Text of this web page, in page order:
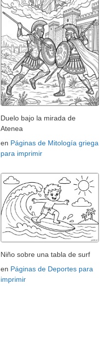
Duelo bajo la mirada de
Atenea
en Páginas de Mitología griega
para imprimir
Niño sobre una tabla de surf
en Páginas de Deportes para
imprimir